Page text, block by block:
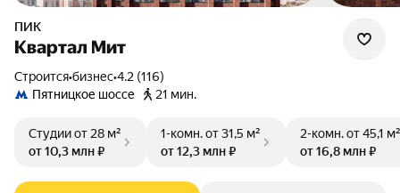
ПИК
Квартал Мит
Строится•бизнес•4.2 (116)
Пятницкое шоссе
21 мин.
Студииот 28 м²
от 10,3 млн ₽
1-комн.от 31,5 м²
от 12,3 млн ₽
2-комн.от 45,1 м²
от 16,8 млн ₽